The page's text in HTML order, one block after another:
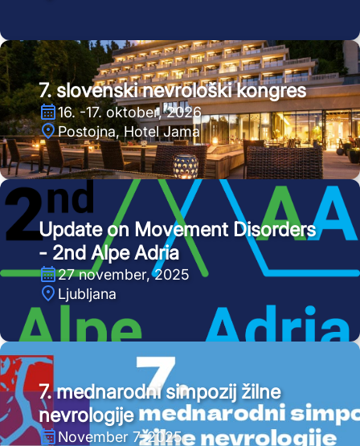
7. slovenski nevrološki kongres
16. -17. oktober, 2026
Postojna, Hotel Jama
Update on Movement Disorders
- 2nd Alpe Adria
27 november, 2025
Ljubljana
7. mednarodni simpozij žilne
nevrologije
November 7, 2025